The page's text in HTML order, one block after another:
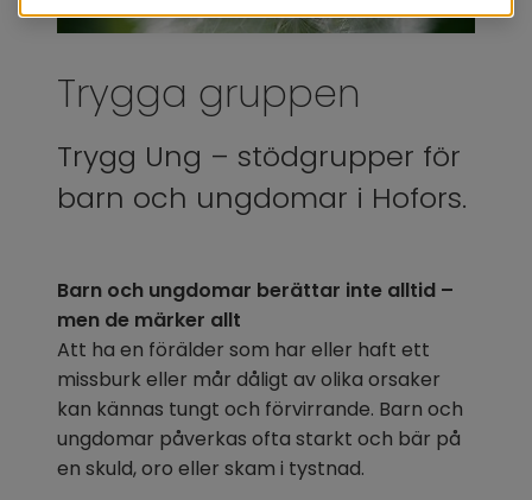
Trygga gruppen
Trygg Ung – stödgrupper för
barn och ungdomar i Hofors.
Barn och ungdomar berättar inte alltid –
men de märker allt
Att ha en förälder som har eller haft ett
missburk eller mår dåligt av olika orsaker
kan kännas tungt och förvirrande. Barn och
ungdomar påverkas ofta starkt och bär på
en skuld, oro eller skam i tystnad.